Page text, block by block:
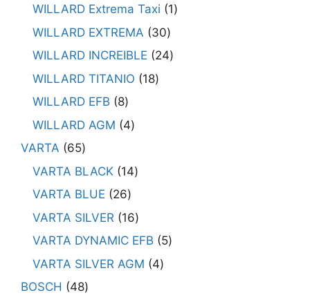
WILLARD Extrema Taxi
1
WILLARD EXTREMA
30
WILLARD INCREIBLE
24
WILLARD TITANIO
18
WILLARD EFB
8
WILLARD AGM
4
VARTA
65
VARTA BLACK 14
VARTA BLUE
26
VARTA SILVER
16
VARTA DYNAMIC EFB
5
VARTA SILVER AGM
4
BOSCH
48